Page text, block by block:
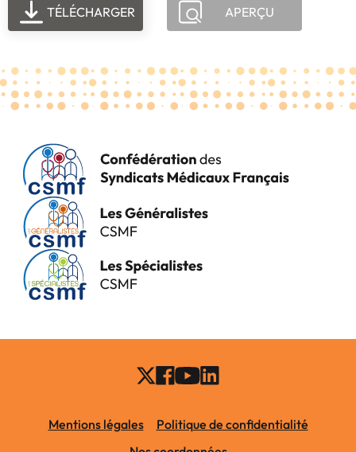
TÉLÉCHARGER APERÇU
Mentions légales
Politique de confidentialité